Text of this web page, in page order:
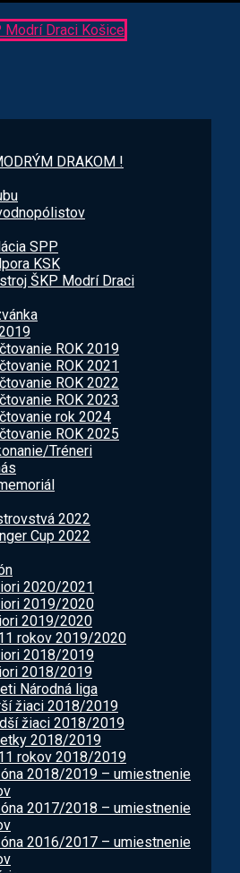
DRAKOM !
SPP
KSK
ŠKP Modrí Draci
ROK 2019
ROK 2021
ROK 2022
ROK 2023
rok 2024
ROK 2025
Tréneri
2022
Cup 2022
2020/2021
2019/2020
2019/2020
rokov 2019/2020
2018/2019
2018/2019
Národná liga
žiaci 2018/2019
žiaci 2018/2019
2018/2019
rokov 2018/2019
2018/2019 – umiestnenie
2017/2018 – umiestnenie
2016/2017 – umiestnenie